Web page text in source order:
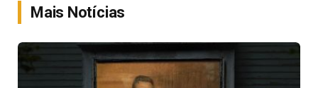
Mais Notícias